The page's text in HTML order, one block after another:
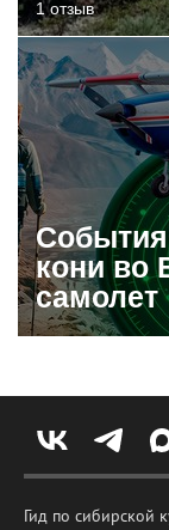
1 отзыв
кони во
самолет
Гид по сибирской